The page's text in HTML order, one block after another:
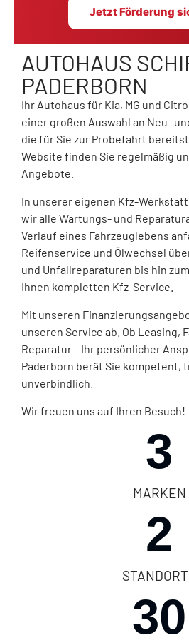
Jetzt Förderung
AUTOHAUS
PADERBORN
Ihr Autohaus für Kia, MG und
einer großen Auswahl an Neu-
die für Sie zur Probefahrt
Website finden Sie regelmäßig
Angebote.
In unserer eigenen Kfz-
wir alle Wartungs- und
Verlauf eines Fahrzeuglebens
Reifenservice und Ölwechsel
und Unfallreparaturen bis hin
Ihnen kompletten Kfz-Service.
Mit unseren
unseren Service ab. Ob Leasing,
Reparatur – Ihr persönlicher
Paderborn berät Sie kompetent,
unverbindlich.
Wir freuen uns auf Ihren Besuch!
MARKEN
3
2
30